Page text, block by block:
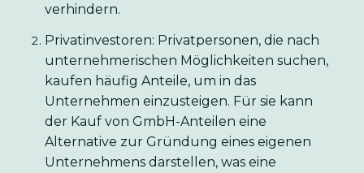
verhindern.
Privatinvestoren: Privatpersonen, die nach
unternehmerischen Möglichkeiten suchen,
kaufen häufig Anteile, um in das
Unternehmen einzusteigen. Für sie kann
der Kauf von GmbH-Anteilen eine
Alternative zur Gründung eines eigenen
Unternehmens darstellen, was eine